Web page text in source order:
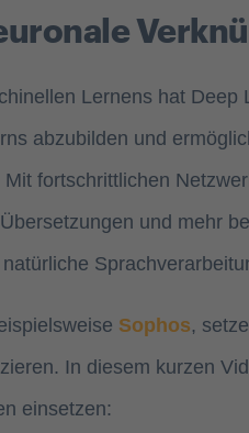
Lernens hat
abzubilden und
fortschrittlichen
und mehr
Sophos,
In diesem kurzen
einsetzen: